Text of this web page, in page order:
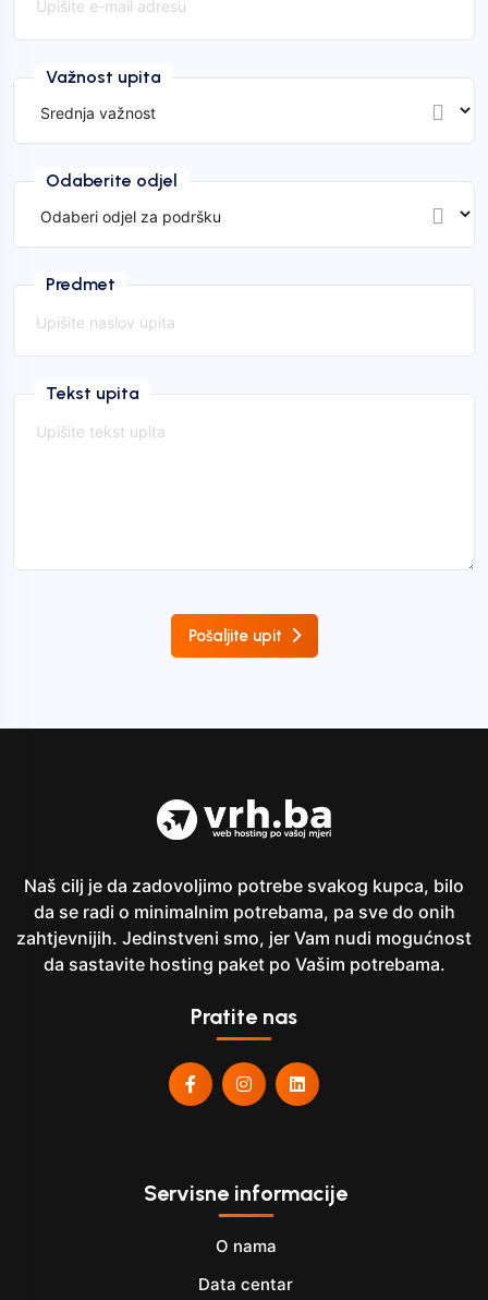
Važnost upita
Odaberite odjel
Predmet
Tekst upita
Pošaljite upit
Naš cilj je da zadovoljimo potrebe svakog kupca, bilo
da se radi o minimalnim potrebama, pa sve do onih
zahtjevnijih. Jedinstveni smo, jer Vam nudi mogućnost
da sastavite hosting paket po Vašim potrebama.
Pratite nas
Servisne informacije
O nama
Data centar